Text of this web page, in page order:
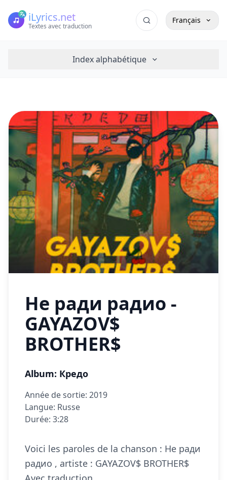
iLyrics.net
Textes avec traduction
Français
Index alphabétique
Не ради радио -
GAYAZOV$
BROTHER$
Album: Кредо
Année de sortie: 2019
Langue: Russe
Durée: 3:28
Voici les paroles de la chanson : Не ради
радио , artiste : GAYAZOV$ BROTHER$